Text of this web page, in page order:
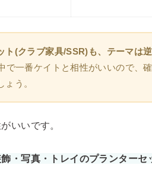
ト(クラブ家具/SSR)も、テーマは
で一番ケイトと相性がいいので、
う。
いいです。
・写真・トレイのプランターセ